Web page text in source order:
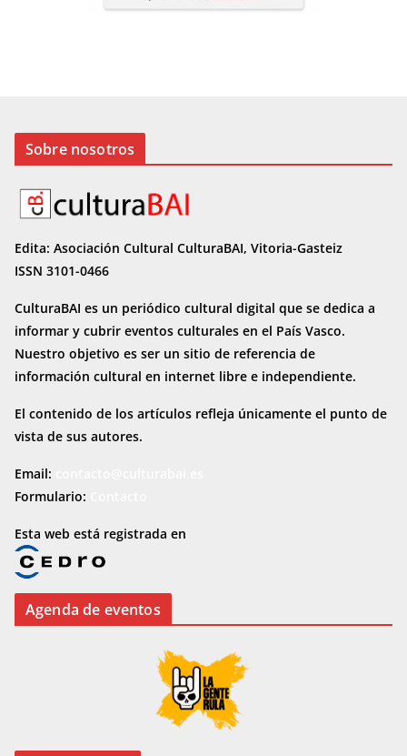
Sobre nosotros
Edita: Asociación Cultural CulturaBAI, Vitoria-Gasteiz
ISSN 3101-0466
CulturaBAI es un periódico cultural digital que se dedica a
informar y cubrir eventos culturales en el País Vasco.
Nuestro objetivo es ser un sitio de referencia de
información cultural en internet libre e independiente.
El contenido de los artículos refleja únicamente el punto de
vista de sus autores.
Email:
Formulario:
Esta web está registrada en
Agenda de eventos